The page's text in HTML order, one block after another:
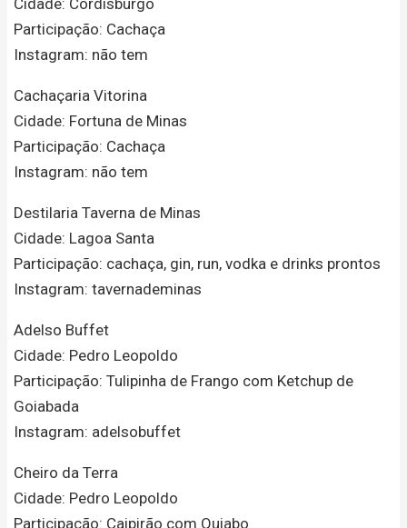
Participação: Cachaça
Instagram: não tem
Cachaçaria Vitorina
Cidade: Fortuna de Minas
Participação: Cachaça
Instagram: não tem
Destilaria Taverna de Minas
Cidade: Lagoa Santa
Participação: cachaça, gin, run, vodka e drinks prontos
Instagram: tavernademinas
Adelso Buffet
Cidade: Pedro Leopoldo
Participação: Tulipinha de Frango com Ketchup de
Goiabada
Instagram: adelsobuffet
Cheiro da Terra
Cidade: Pedro Leopoldo
Participação: Caipirão com Quiabo